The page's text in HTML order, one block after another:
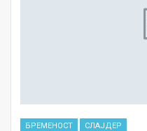
БРЕМЕНОСТ СЛАЈДЕР